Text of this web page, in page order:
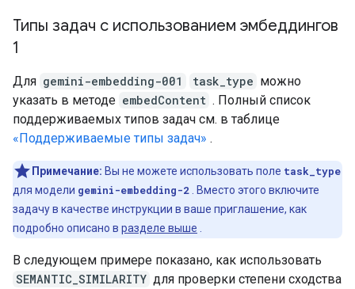
Типы задач с использованием эмбеддингов
1
Для gemini-embedding-001 task_type можно
указать в методе embedContent . Полный список
поддерживаемых типов задач см. в таблице
«Поддерживаемые типы задач» .
Примечание: Вы не можете использовать поле task_type
для модели gemini-embedding-2 . Вместо этого включите
задачу в качестве инструкции в ваше приглашение, как
подробно описано в разделе выше
В следующем примере показано, как использовать
SEMANTIC_SIMILARITY для проверки степени сходства